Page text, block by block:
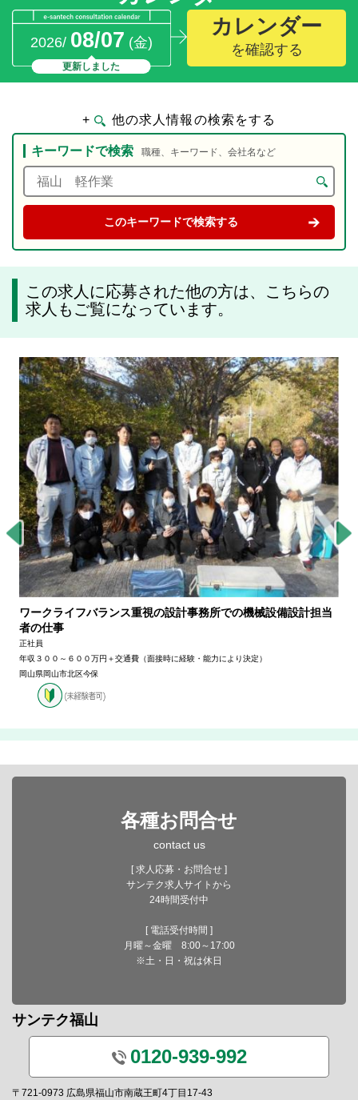
2026/ 08/07 (金)
更新しました
カレンダー
を確認する
+ 他の求人情報の検索をする
キーワードで検索 職種、キーワード、会社名など
この求人に応募された他の方は、こちらの
求人もご覧になっています。
ワークライフバランス重視の設計事務所での機械設備設計担当
者の仕事
正社員
年収３００～６００万円＋交通費（面接時に経験・能力により決定）
岡山県岡山市北区今保
各種お問合せ
contact us
[ 求人応募・お問合せ ]
サンテク求人サイトから
24時間受付中
[ 電話受付時間 ]
月曜～金曜 8:00～17:00
※土・日・祝は休日
サンテク福山
0120-939-992
〒721-0973 広島県福山市南蔵王町4丁目17-43